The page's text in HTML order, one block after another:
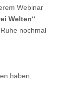
Webinar
Welten“
nochmal
haben,